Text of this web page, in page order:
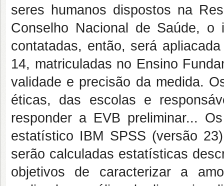
seres humanos dispostos na
Conselho Nacional de Saúde,
contatadas, então, será
14, matriculadas no Ensino
validade e precisão da medida.
éticas, das escolas e
responder a EVB preliminar...
estatístico IBM SPSS (versão
serão calculadas estatísticas
objetivos de caracterizar a